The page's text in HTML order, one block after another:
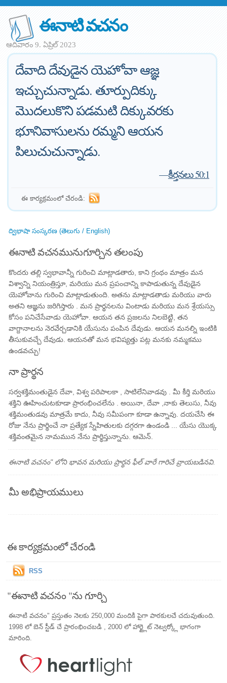
ఈనాటి వచనం
ఆదివారం 9. ఏప్రిల్ 2023
దేవాది దేవుడైన యెహోవా ఆజ్ఞ
ఇచ్చుచున్నాడు. తూర్పుదిక్కు
మొదలుకొని పడమటి దిక్కువరకు
భూనివాసులను రమ్మని ఆయన
పిలుచుచున్నాడు.
—కీర్తనలు 50:1
ఈ కార్యక్రమంలో చేరండి:
ద్విభాషా సంస్కరణ (తెలుగు / English)
ఈనాటి వచనమునుగూర్చిన తలంపు
కొందరు తల్లి స్వభావాన్నీ గురించి మాట్లాడతారు, కాని గ్రంథం మాత్రం మన
విశ్వాన్ని నియంత్రిస్తూ, మరియు మన ప్రపంచాన్ని కాపాడుతున్న దేవుడైన
యెహోవాను గురించి మాట్లాడుతుంది. అతను మాట్లాడతాడు మరియు వారు
అతని ఆజ్ఞను జరిగిస్తారు . మన ప్రార్థనలను వింటాడు మరియు మన శ్రేయస్సు
కోసం పనిచేసేవాడు యెహోవా. ఆయన తన ప్రజలను నిలబెట్టి, తన
వాగ్దానాలను నెరవేర్చడానికి యేసును పంపిన దేవుడు. ఆయన మనల్ని ఇంటికి
తీసుకువచ్చే దేవుడు. ఆయనతో మన భవిష్యత్తు పట్ల మనకు నమ్మకము
ఉండవచ్చు!
నా ప్రార్థన
సర్వశక్తిమంతుడైన దేవా, విశ్వ పరిపాలకా , సాటిలేనివాడవు . మీ కీర్తి మరియు
శక్తిని ఊహించుటకూడా ప్రారంభించలేను . అయినా, దేవా ,నాకు తెలుసు, నీవు
శక్తిమంతుడవు మాత్రమే కాదు, నీవు సమీపంగా కూడా ఉన్నావు. దయచేసి ఈ
రోజు నేను ప్రార్థించే నా ప్రత్యేక స్నేహితులకు దగ్గరగా ఉండండి ... యేసు యొక్క
శక్తివంతమైన నామమున నేను ప్రార్థిస్తున్నాను. ఆమెన్.
ఈనాటి వచనం" లోని భావన మరియు ప్రార్థన ఫీల్ వారే గారిచే వ్రాయబడినవి.
మీ అభిప్రాయములు
ఈ కార్యక్రమంలో చేరండి
RSS
"ఈనాటి వచనం "ను గూర్చి
ఈనాటి వచనం" ప్రస్తుతం నెలకు 250,000 మందికి పైగా పాఠకులచే చదువుతుంది.
1998 లో బెన్ స్టీడ్ చే ప్రారంభించబడి , 2000 లో హార్ట్లైట్ నెట్వర్క్లో భాగంగా
మారింది.